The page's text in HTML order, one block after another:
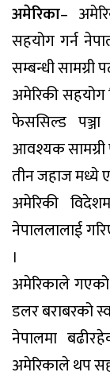
अमेरिका–
सहयोग गर्न
सम्बन्धी सामग्री
अमेरिकी सहयोग
फेससिल्ड पञ्जा
आवश्यक सामग्री
तीन जहाज मध्ये
अमेरिकी
नेपाललालाई
।
अमेरिकाले
डलर बराबरको
नेपालमा
अमेरिकाले थप